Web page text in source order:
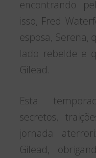
encontrando
isso, Fred
esposa, Serena,
lado rebelde e
Gilead.
Esta
secretos,
jornada
Gilead,